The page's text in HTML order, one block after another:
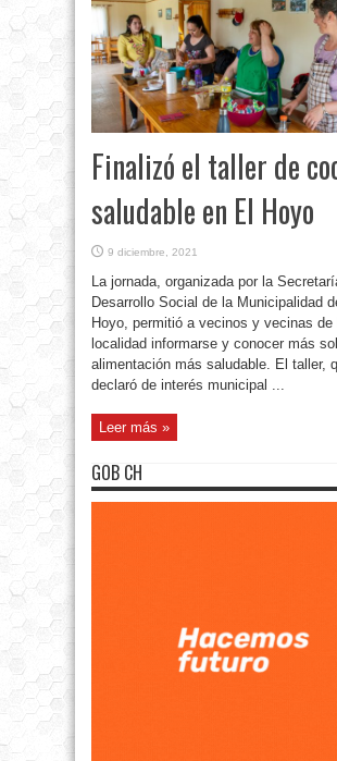
Finalizó el taller de
saludable en El Hoyo
9 diciembre, 2021
La jornada, organizada por la
Desarrollo Social de la Municipalidad
Hoyo, permitió a vecinos y vecinas de
localidad informarse y conocer más
alimentación más saludable. El taller,
declaró de interés municipal ...
Leer más »
GOB CH